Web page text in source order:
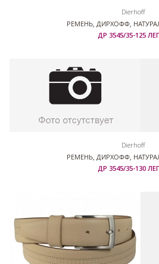
Dierhoff
РЕМЕНЬ, ДИРХОФФ,
ДР 3545/35-125
Dierhoff
РЕМЕНЬ, ДИРХОФФ,
ДР 3545/35-130